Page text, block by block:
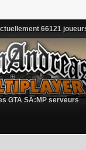
66121
GTA SA:MP serveurs